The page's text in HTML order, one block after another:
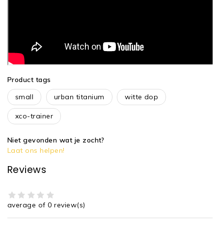
Product tags
small
urban titanium witte dop
xco-trainer
Niet gevonden wat je zocht?
Laat ons helpen!
Reviews
average of 0 review(s)